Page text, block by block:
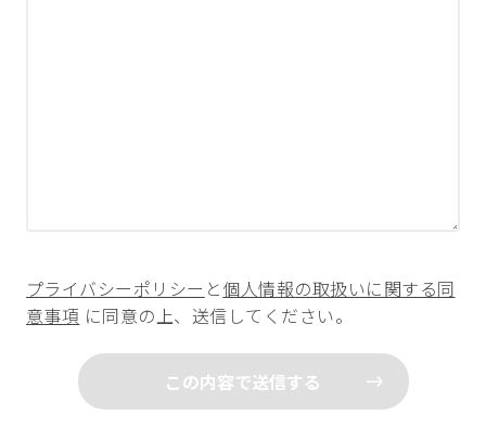
プライバシーポリシー と個人情報の取扱いに関する同
意事項 に同意の上、送信してください。